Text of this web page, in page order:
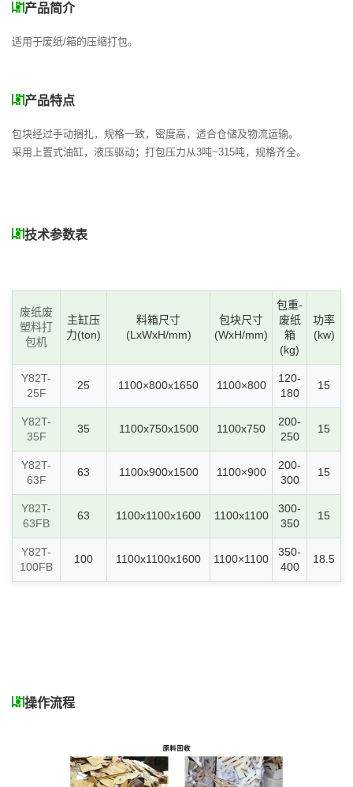
产品简介
适用于废纸/箱的压缩打包。
产品特点
包块经过手动捆扎，规格一致，密度高，适合仓储及物流运输。
采用上置式油缸，液压驱动；打包压力从3吨~315吨，规格齐全。
技术参数表
废纸废
塑料打
包机
主缸压
力(ton)
料箱尺寸
(LxWxH/mm)
包块尺寸
(WxH/mm)
包重-
废纸
箱
(kg)
功率
(kw)
Y82T-
25F
25 1100×800x1650 1100×800
120-
180
15
Y82T-
35F
35 1100x750x1500 1100x750
200-
250
15
Y82T-
63F
63 1100x900x1500 1100×900
200-
300
15
Y82T-
63FB
63 1100x1100x1600 1100x1100
300-
350
15
Y82T-
100FB
100 1100x1100x1600 1100×1100
350-
400
18.5
操作流程